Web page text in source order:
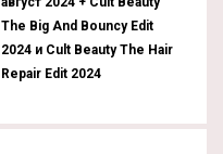
The Big And Bouncy Edit
2024 и Cult Beauty The Hair
Repair Edit 2024